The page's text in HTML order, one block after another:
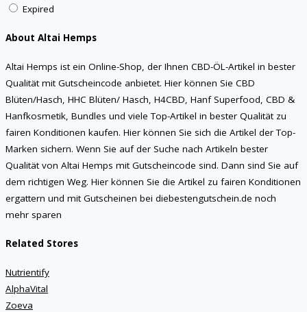
Expired
About Altai Hemps
Altai Hemps ist ein Online-Shop, der Ihnen CBD-ÖL-Artikel in bester
Qualität mit Gutscheincode anbietet. Hier können Sie CBD
Blüten/Hasch, HHC Blüten/ Hasch, H4CBD, Hanf Superfood, CBD &
Hanfkosmetik, Bundles und viele Top-Artikel in bester Qualität zu
fairen Konditionen kaufen. Hier können Sie sich die Artikel der Top-
Marken sichern. Wenn Sie auf der Suche nach Artikeln bester
Qualität von Altai Hemps mit Gutscheincode sind. Dann sind Sie auf
dem richtigen Weg. Hier können Sie die Artikel zu fairen Konditionen
ergattern und mit Gutscheinen bei diebestengutschein.de noch
mehr sparen
Related Stores
Nutrientify
AlphaVital
Zoeva